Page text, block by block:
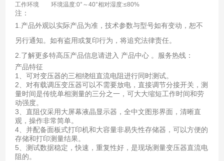
工作环境
环境温度:0°～40°相对湿度:≤80%
注：
1.产品外观以实际产品为准，技术参数与型号如有变动，恕不
另行通知。如有盗用或复印行为，将追究法律责任。
2.了解更多特高压产品信息请进入 产品中心 。服务热线：
产品特征
1、可对变压器的三相绕组直流电阻进行同时测试。
2、对有载调压变压器可以不需要放电，直接调节分接开关，测
量时间是传统单相测量的三分之一，可大大缩短工作时间和劳
动强度。
3、直阻仪采用大屏幕液晶显示器，全中文图形界面，清晰直
观，操作非常简单。
4、并配备面板式打印机和大容量非易失性存储器，可以方便的
存储和打印测量结果。
5、测试数据稳定，快速，重复性好，是现场测量变压器直流电
阻的。